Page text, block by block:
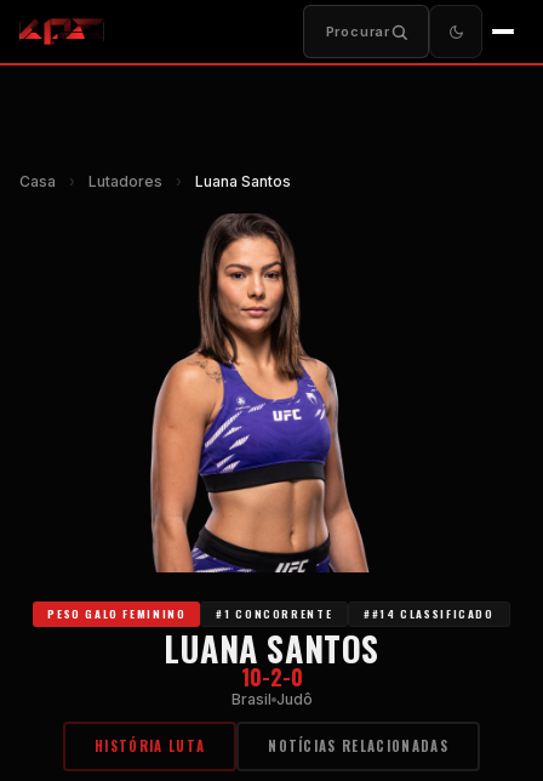
Procurar
Casa › Lutadores › Luana Santos
PESO GALO FEMININO #1 CONCORRENTE ##14 CLASSIFICADO
LUANA SANTOS
10-2-0
Brasil Judô
HISTÓRIA LUTA NOTÍCIAS RELACIONADAS